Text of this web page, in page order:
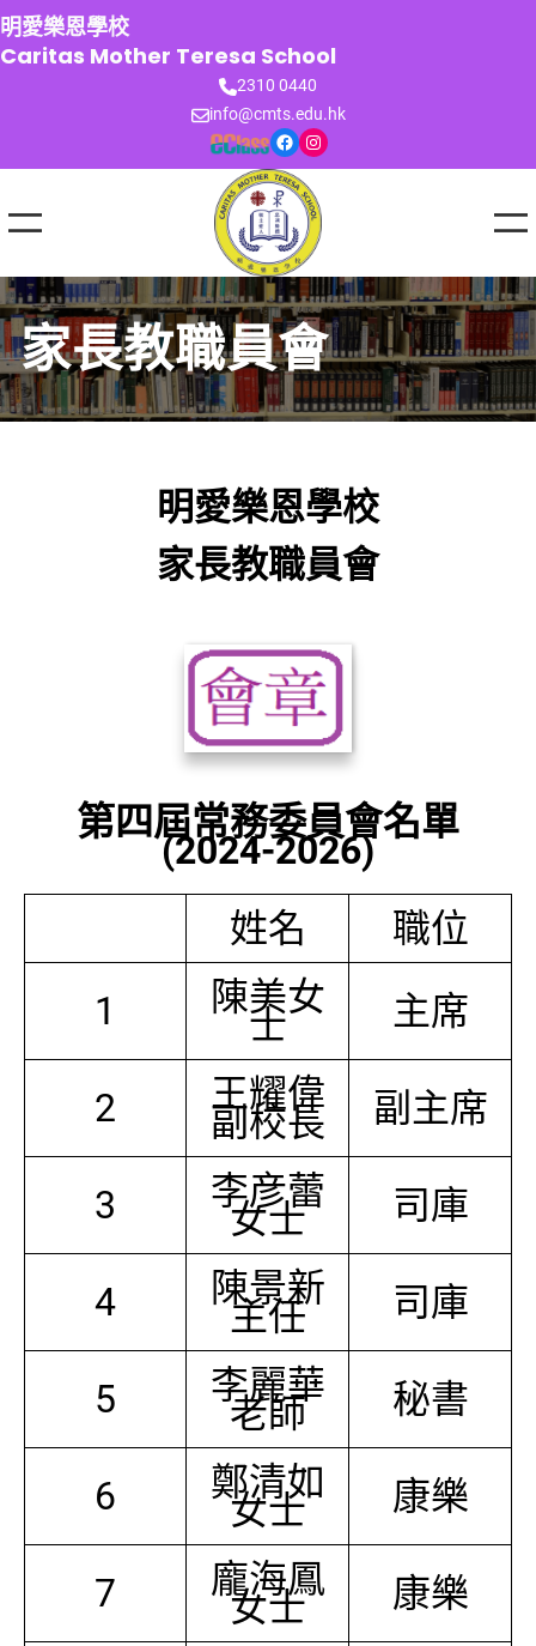
跳
至
主
明愛樂恩學校
Caritas Mother Teresa School
2310 0440
info@cmts.edu.hk
Facebook Instagram
家長教職員會
明愛樂恩學校
家長教職員會
第四屆常務委員會名單
(2024-2026)
姓名
職位
1
陳美女
士 主席
2 王耀偉
副校長 副主席
3 李彦蕾
女士 司庫
4 陳景新
主任 司庫
5 李麗華
老師 秘書
6 鄭清如
女士 康樂
7 龐海鳳
女士 康樂